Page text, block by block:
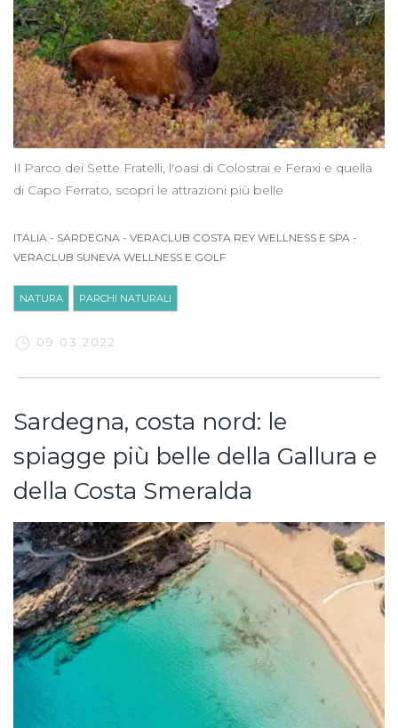
Il Parco dei Sette Fratelli, l'oasi di Colostrai e Feraxi e quella
di Capo Ferrato, scopri le attrazioni più belle
ITALIA - SARDEGNA - VERACLUB COSTA REY WELLNESS E SPA -
VERACLUB SUNEVA WELLNESS E GOLF
NATURA PARCHI NATURALI
09.03.2022
Sardegna, costa nord: le
spiagge più belle della Gallura e
della Costa Smeralda